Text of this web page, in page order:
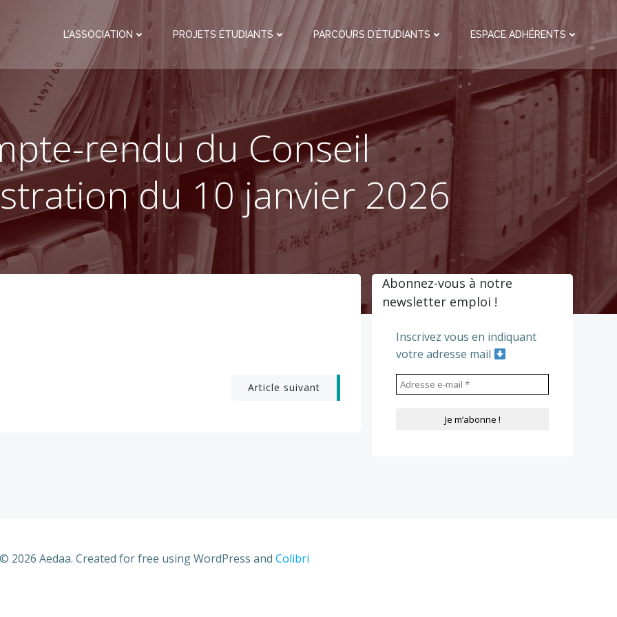
L’ASSOCIATION PROJETS ÉTUDIANTS PARCOURS D’ÉTUDIANTS ESPACE ADHÉRENTS
rendu du Conseil
du 10 janvier 2026
Article suivant
Abonnez-vous à notre
newsletter emploi !
Inscrivez vous en indiquant
votre adresse mail
© 2026 Aedaa. Created for free using WordPress and Colibri